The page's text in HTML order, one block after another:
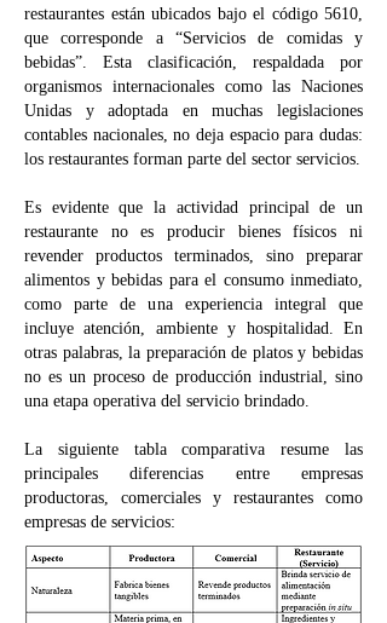
restaurantes están ubicados bajo el código 5610,
que corresponde a “Servicios de comidas y
bebidas”. Esta clasificación, respaldada por
organismos internacionales como las Naciones
Unidas y adoptada en muchas legislaciones
contables nacionales, no deja espacio para dudas:
los restaurantes forman parte del sector servicios.
Es evidente que la actividad principal de un
restaurante no es producir bienes físicos ni
revender productos terminados, sino preparar
alimentos y bebidas para el consumo inmediato,
como parte de una experiencia integral que
incluye atención, ambiente y hospitalidad. En
otras palabras, la preparación de platos y bebidas
no es un proceso de producción industrial, sino
una etapa operativa del servicio brindado.
La siguiente tabla comparativa resume las
principales diferencias entre empresas
productoras, comerciales y restaurantes como
empresas de servicios: